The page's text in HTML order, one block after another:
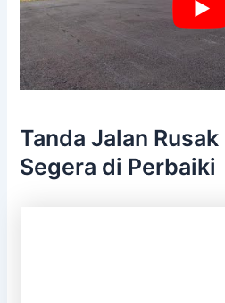
Tanda Jalan
Segera di Perbaiki